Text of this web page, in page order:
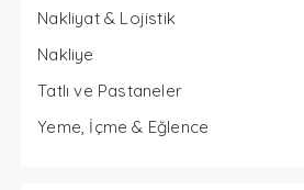
Nakliyat & Lojistik
Nakliye
Tatlı ve Pastaneler
Yeme, İçme & Eğlence